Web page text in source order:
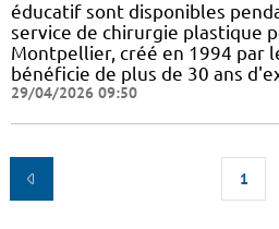
éducatif sont disponibles
service de chirurgie plastique
Montpellier, créé en 1994 par
bénéficie de plus de 30 ans
29/04/2026 09:50
1